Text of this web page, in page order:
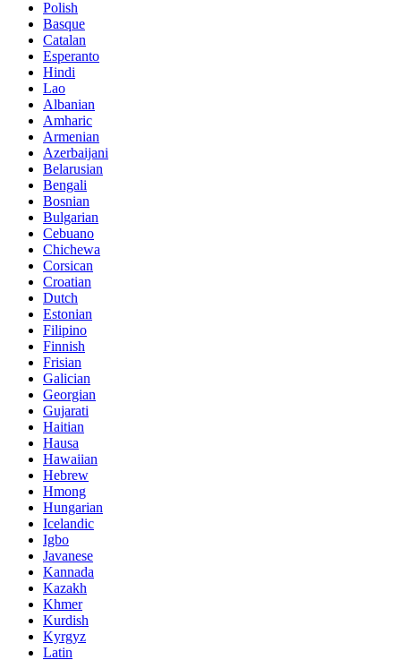
Polish
Basque
Catalan
Esperanto
Hindi
Lao
Albanian
Amharic
Armenian
Azerbaijani
Belarusian
Bengali
Bosnian
Bulgarian
Cebuano
Chichewa
Corsican
Croatian
Dutch
Estonian
Filipino
Finnish
Frisian
Galician
Georgian
Gujarati
Haitian
Hausa
Hawaiian
Hebrew
Hmong
Hungarian
Icelandic
Igbo
Javanese
Kannada
Kazakh
Khmer
Kurdish
Kyrgyz
Latin